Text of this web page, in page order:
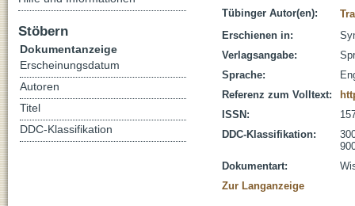
Tübinger Autor(en):
Erschienen in:
Verlagsangabe:
Sprache:
Referenz zum Volltext:
ISSN:
DDC-Klassifikation:
Dokumentart:
Zur Langanzeige
Stöbern
Dokumentanzeige
Erscheinungsdatum
Autoren
Titel
DDC-Klassifikation